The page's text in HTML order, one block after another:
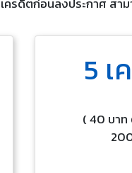
5 เ
( 40 บาท